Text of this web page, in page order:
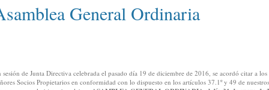
General Ordinaria
sesión de Junta Directiva celebrada el pasado día 19 de diciembre de 2016, se acordó citar a los
Socios Propietarios en conformidad con lo dispuesto en los artículos 37.1º y 49 de nuestros